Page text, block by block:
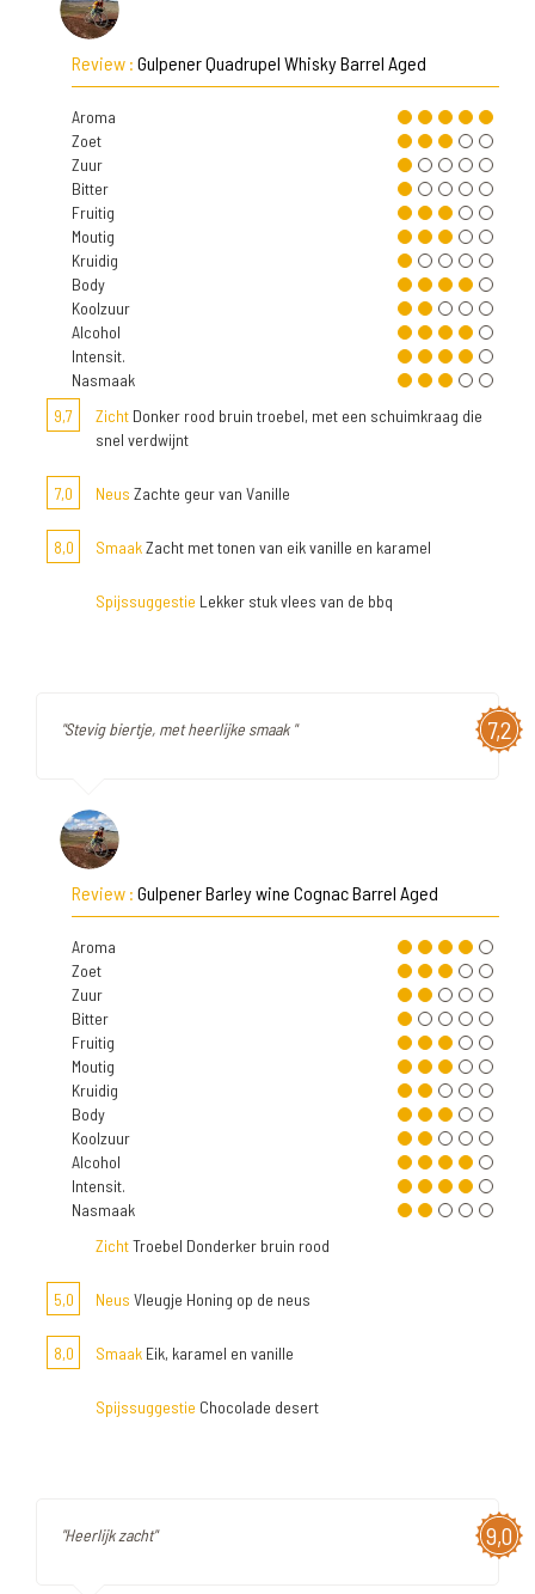
Review : Gulpener Quadrupel Whisky Barrel Aged
Aroma
Zoet
Zuur
Bitter
Fruitig
Moutig
Kruidig
Body
Koolzuur
Alcohol
Intensit.
Nasmaak
9,7
Zicht Donker rood bruin troebel, met een schuimkraag die
snel verdwijnt
7,0 Neus Zachte geur van Vanille
8,0 SmaakZacht met tonen van eik vanille en karamel
Spijssuggestie Lekker stuk vlees van de bbq
7,2
"Stevig biertje, met heerlijke smaak "
Review : Gulpener Barley wine Cognac Barrel Aged
Aroma
Zoet
Zuur
Bitter
Fruitig
Moutig
Kruidig
Body
Koolzuur
Alcohol
Intensit.
Nasmaak
ZichtTroebel Donderker bruin rood
5,0 Neus Vleugje Honing op de neus
8,0 Smaak Eik, karamel en vanille
Spijssuggestie Chocolade desert
9,0
"Heerlijk zacht"